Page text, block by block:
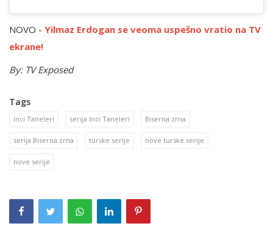
NOVO - Yilmaz Erdogan se veoma uspešno vratio na TV
ekrane!
By: TV Exposed
Tags
Inci Taneleri serija Inci Taneleri Biserna zrna
serija Biserna zrna turske serije nove turske serije
nove serije